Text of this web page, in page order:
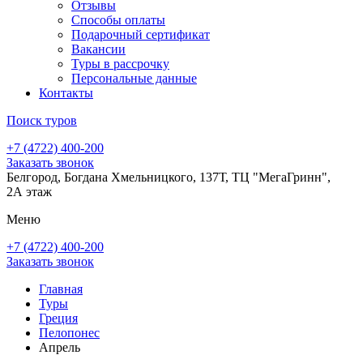
Отзывы
Способы оплаты
Подарочный сертификат
Вакансии
Туры в рассрочку
Персональные данные
Контакты
Поиск туров
+7 (4722) 400-200
Заказать звонок
Белгород, Богдана Хмельницкого, 137Т, ТЦ "МегаГринн",
2А этаж
Меню
+7 (4722) 400-200
Заказать звонок
Главная
Туры
Греция
Пелопонес
Апрель